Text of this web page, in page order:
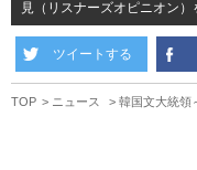
見（リスナーズオピニオン）
ツイートする
TOP ニュース 韓国文大統領